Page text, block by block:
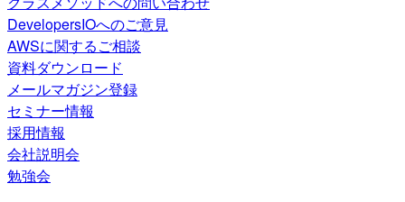
DevelopersIOへのご意見
AWSに関するご相談
資料ダウンロード
メールマガジン登録
セミナー情報
採用情報
会社説明会
勉強会